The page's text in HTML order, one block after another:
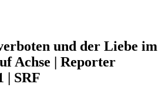
und der Liebe im
Achse | Reporter
| SRF